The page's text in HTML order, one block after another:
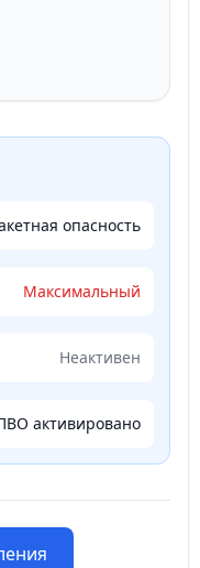
опасность
Максимальный
Неактивен
активировано